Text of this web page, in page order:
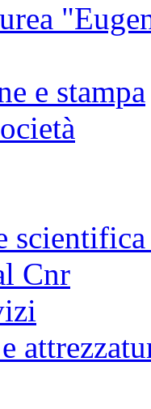
e stampa
Cnr